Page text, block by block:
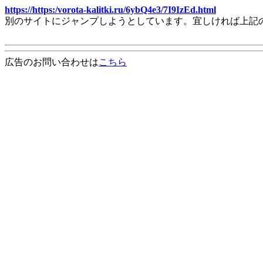
https://https:/vorota-kalitki.ru/6ybQ4e3/7I9IzEd.html
別のサイトにジャンプしようとしています。宜しければ上
広告のお問い合わせはこちら